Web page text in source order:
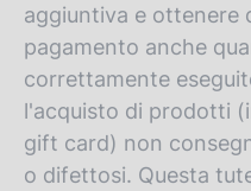
aggiuntiva e ottenere
pagamento anche
correttamente
l'acquisto di prodotti
gift card) non
o difettosi. Questa